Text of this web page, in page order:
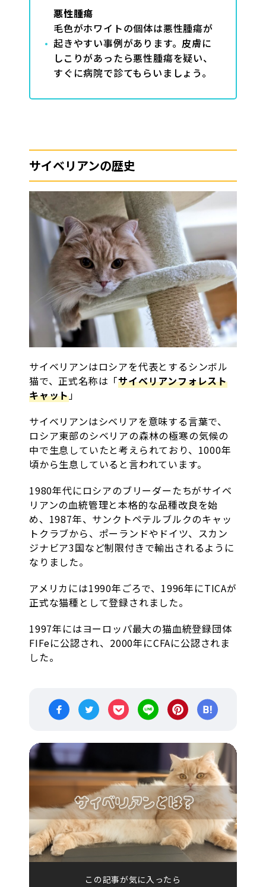
悪性腫瘍
毛色がホワイトの個体は悪性腫瘍が
起きやすい事例があります。皮膚に
しこりがあったら悪性腫瘍を疑い、
すぐに病院で診てもらいましょう。
サイベリアンの歴史
サイベリアンはロシアを代表とするシンボル
猫で、正式名称は「サイベリアンフォレスト
キャット」
サイベリアンはシベリアを意味する言葉で、
ロシア東部のシベリアの森林の極寒の気候の
中で生息していたと考えられており、1000年
頃から生息していると言われています。
1980年代にロシアのブリーダーたちがサイベ
リアンの血統管理と本格的な品種改良を始
め、1987年、サンクトペテルブルクのキャッ
トクラブから、ポーランドやドイツ、スカン
ジナビア3国など制限付きで輸出されるように
なりました。
アメリカには1990年ごろで、1996年にTICAが
正式な猫種として登録されました。
1997年にはヨーロッパ最大の猫血統登録団体
FIFeに公認され、2000年にCFAに公認されま
した。
この記事が気に入ったら